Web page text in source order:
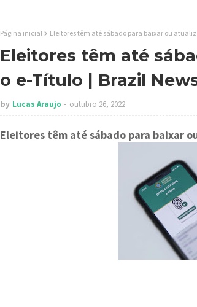
Página inicial Eleitores têm até sábado para baixar ou
Eleitores têm até
o e-Título | Brazil
by Lucas Araujo outubro 26, 2022
Eleitores têm até sábado para baixar